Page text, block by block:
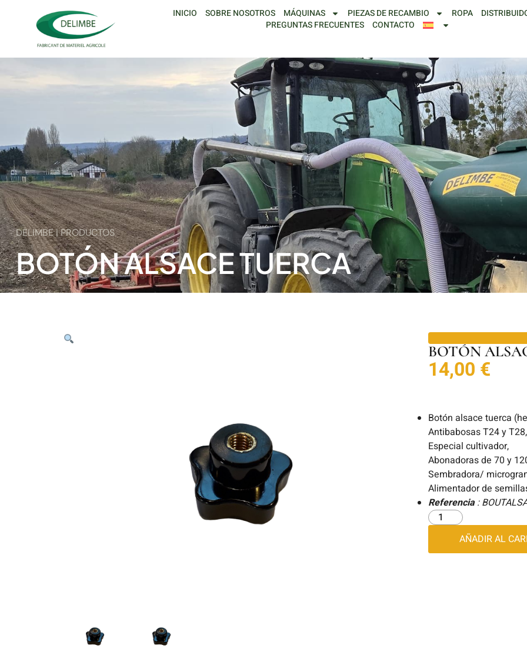
INICIO SOBRE NOSOTROS MÁQUINAS PIEZAS DE RECAMBIO ROPA
PREGUNTAS FRECUENTES
CONTACTO
DELIMBE | PRODUCTOS
BOTÓN ALSACE TUERCA
BOTÓN
14,00 €
Botón alsace tuerca
Antibabosas T24 y T28,
Especial cultivador,
Abonadoras de 70 y
Sembradora/
Alimentador de
Referencia:
AÑADIR AL